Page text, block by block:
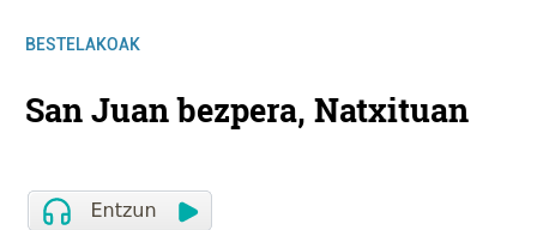
BESTELAKOAK
San Juan bezpera, Natxituan